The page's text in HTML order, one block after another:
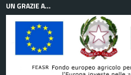
UN GRAZIE A...